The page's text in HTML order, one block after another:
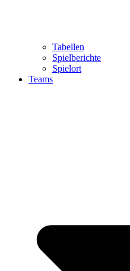
Tabellen
Spielberichte
Spielort
Teams